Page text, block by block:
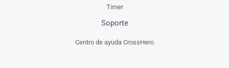
Timer
Soporte
Centro de ayuda CrossHero